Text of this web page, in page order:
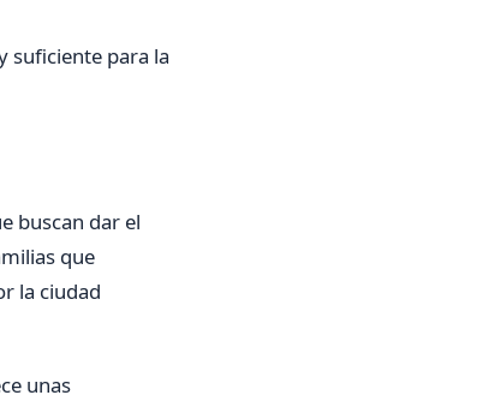
suficiente para la
buscan dar el
que
la ciudad
unas